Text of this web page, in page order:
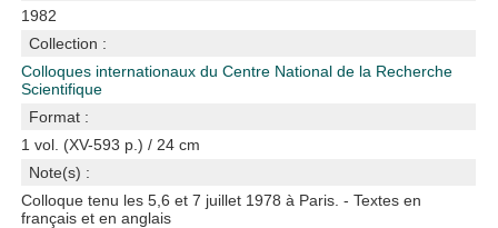
1982
Collection :
Colloques internationaux du Centre National de la Recherche
Scientifique
Format :
1 vol. (XV-593 p.) / 24 cm
Note(s) :
Colloque tenu les 5,6 et 7 juillet 1978 à Paris. - Textes en
français et en anglais